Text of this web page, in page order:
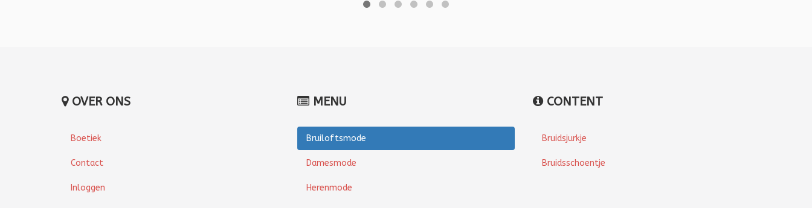
OVER ONS
Boetiek
Contact
Inloggen
MENU
Bruiloftsmode
Damesmode
Herenmode
CONTENT
Bruidsjurkje
Bruidsschoentje